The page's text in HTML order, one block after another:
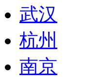
武汉
杭州
南京